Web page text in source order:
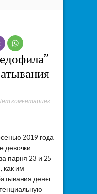
коментариев
2019 года
девочки-
парня 23 и 25
как им
денег